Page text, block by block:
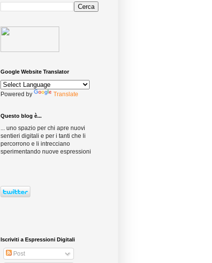
Google Website Translator
Powered by Translate
Questo blog è...
... uno spazio per chi apre nuovi
sentieri digitali e per i tanti che li
percorrono e li intrecciano
sperimentando nuove espressioni
Iscriviti a Espressioni Digitali
Post